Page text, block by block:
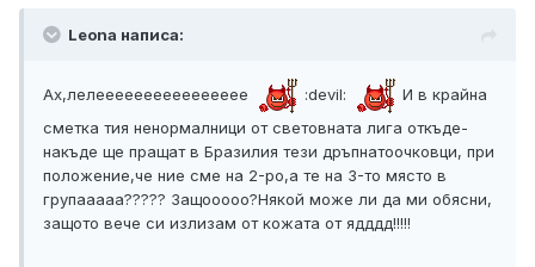
Leona написа:
Ах,лелееееееееееееееее :devil:
И в крайна
сметка тия ненормалници от световната лига откъде-
накъде ще пращат в Бразилия тези дръпнатоочковци, при
положение,че ние сме на 2-ро,а те на 3-то място в
групааааа????? Защооооо?Някой може ли да ми обясни,
защото вече си излизам от кожата от ядддд!!!!!